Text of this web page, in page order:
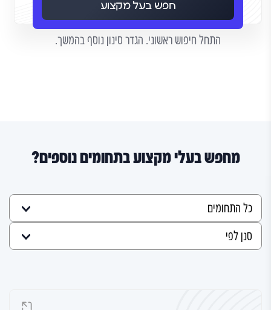
חפש בעל מקצוע
התחל חיפוש ראשוני. הגדר סינון נוסף בהמשך.
מחפש בעלי מקצוע בתחומים נוספים?